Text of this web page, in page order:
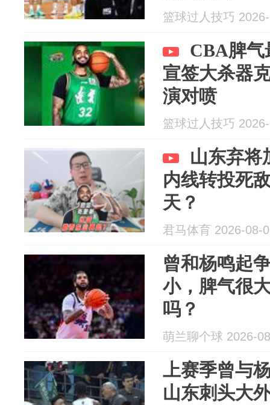
篮球过人技巧
CBA脾气
宣签大杀器
演对喷
篮球过人技巧
山东弃将
内线转投死
天？
君马体育 2026-08-
曾和杨鸣起
小，脾气很
吗？
萌兰聊个球 2026-
上赛季曾与
山东刺头大